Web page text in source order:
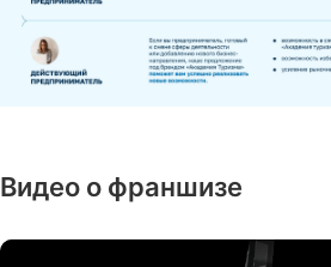
Видео о франшизе